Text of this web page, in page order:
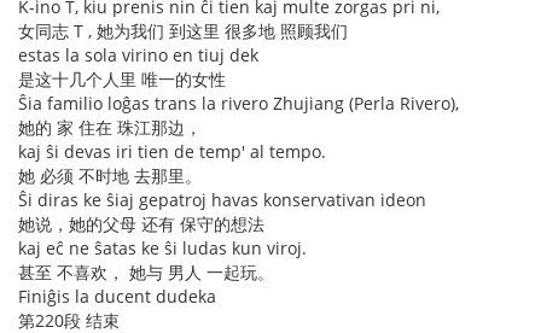
K-ino T, kiu prenis nin ĉi tien kaj multe zorgas pri ni,
女同志 T , 她为我们 到这里 很多地 照顾我们
estas la sola virino en tiuj dek
是这十几个人里 唯一的女性
Ŝia familio loĝas trans la rivero Zhujiang (Perla Rivero),
她的 家 住在 珠江那边，
kaj ŝi devas iri tien de temp' al tempo.
她 必须 不时地 去那里。
Ŝi diras ke ŝiaj gepatroj havas konservativan ideon
她说，她的父母 还有 保守的想法
kaj eĉ ne ŝatas ke ŝi ludas kun viroj.
甚至 不喜欢， 她与 男人 一起玩。
Finiĝis la ducent dudeka
第220段 结束